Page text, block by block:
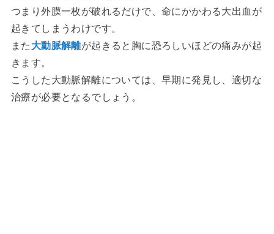
つまり外膜一枚が破れるだけで、命にかかわる大出血が
起きてしまうわけです。
また 大動脈解離が起きると胸に恐ろしいほどの痛みが起
きます。
こうした大動脈解離については、早期に発見し、適切な
治療が必要となるでしょう。